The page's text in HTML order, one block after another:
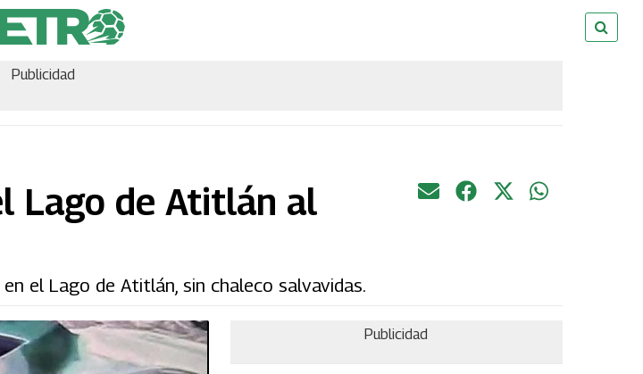
Publicidad
Lago de Atitlán al
el Lago de Atitlán, sin chaleco salvavidas.
Publicidad